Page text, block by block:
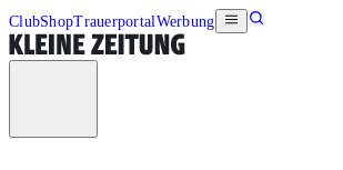
ClubShopTrauerportalWerbung